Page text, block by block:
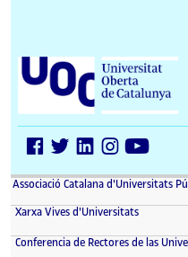
U
e
i
t
a
O
Associació Catalana d'Universitats
Xarxa Vives d'Universitats
Conferencia de Rectores de las